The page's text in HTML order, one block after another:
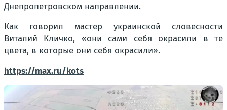
Днепропетровском направлении.
Как говорил мастер украинской словесности
Виталий Кличко, «они сами себя окрасили в те
цвета, в которые они себя окрасили».
https://max.ru/kots